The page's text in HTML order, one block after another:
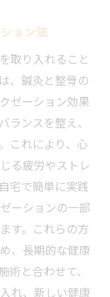
ョン法
取り入れること
、鍼灸と整骨の
ゼーション効果
ンスを整え、
これにより、心
る疲労やストレ
宅で簡単に実践
ーションの一部
す。これらの方
、長期的な健康
と合わせて、
れ、新しい健康